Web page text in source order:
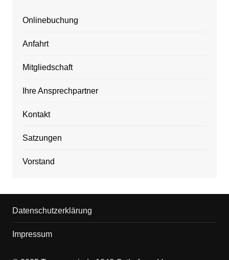
Onlinebuchung
Anfahrt
Mitgliedschaft
Ihre Ansprechpartner
Kontakt
Satzungen
Vorstand
Datenschutzerklärung
Impressum